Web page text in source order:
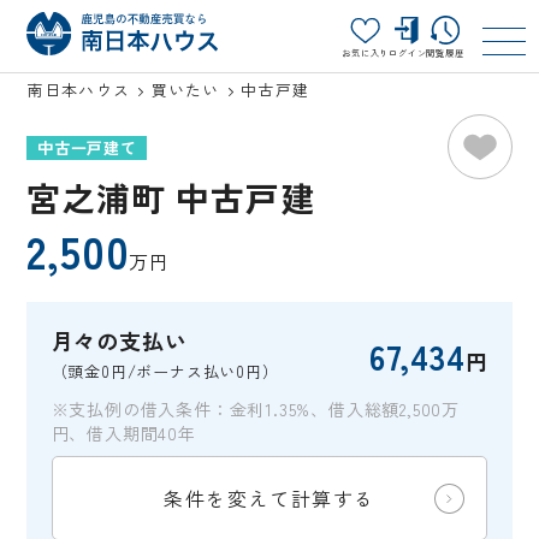
お気に入り ログイン閲覧履歴
南日本ハウス 買いたい 中古戸建
中古一戸建て
宮之浦町 中古戸建
2,500万円
月々の支払い
（頭金0円/ボーナス払い0円） 67,434円
※支払例の借入条件：金利1.35%、借入総額2,500万
円、借入期間40年
条件を変えて計算する